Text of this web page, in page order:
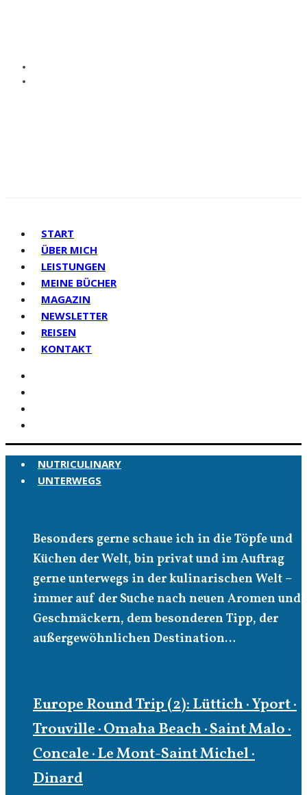
START
ÜBER MICH
LEISTUNGEN
MEINE BÜCHER
MAGAZIN
NEWSLETTER
REISEN
KONTAKT
NUTRICULINARY
UNTERWEGS
Besonders gerne schaue ich in die Töpfe und
Küchen der Welt, bin privat und im Auftrag
gerne unterwegs in der kulinarischen Welt –
immer auf der Suche nach neuen Aromen und
Geschmäckern, dem besonderen Tipp, der
außergewöhnlichen Destination…
Europe Round Trip (2): Lüttich · Yport ·
Trouville · Omaha Beach · Saint Malo ·
Concale · Le Mont-Saint Michel ·
Dinard